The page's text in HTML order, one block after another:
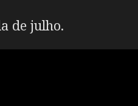
de julho.